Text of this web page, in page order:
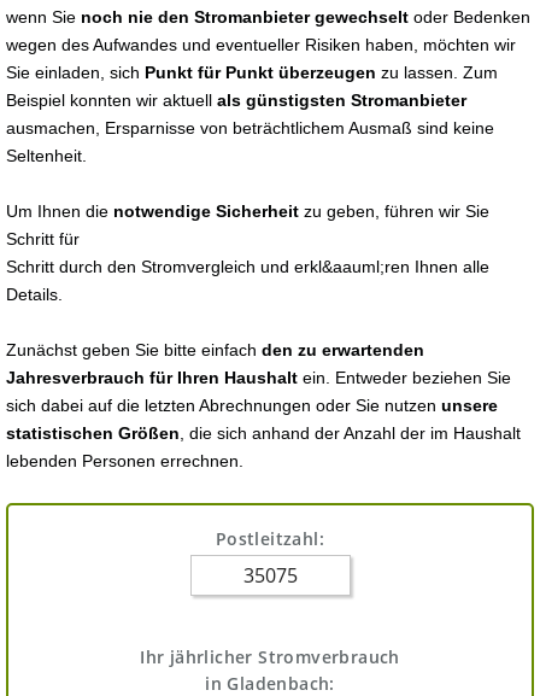
wenn Sie noch nie den Stromanbieter gewechselt oder Bedenken
wegen des Aufwandes und eventueller Risiken haben, möchten wir
Sie einladen, sich Punkt für Punkt überzeugen zu lassen. Zum
Beispiel konnten wir aktuell als günstigsten Stromanbieter
ausmachen, Ersparnisse von beträchtlichem Ausmaß sind keine
Seltenheit.
Um Ihnen die notwendige Sicherheit zu geben, führen wir Sie
Schritt für
Schritt durch den Stromvergleich und erkl&aauml;ren Ihnen alle
Details.
Zunächst geben Sie bitte einfach den zu erwartenden
Jahresverbrauch für Ihren Haushalt ein. Entweder beziehen Sie
sich dabei auf die letzten Abrechnungen oder Sie nutzen unsere
statistischen Größen , die sich anhand der Anzahl der im Haushalt
lebenden Personen errechnen.
Postleitzahl:
Ihr jährlicher Stromverbrauch
in Gladenbach: